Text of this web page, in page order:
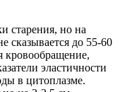
старения, но на
сказывается до 55-60
кровообращение,
эластичности
в цитоплазме.